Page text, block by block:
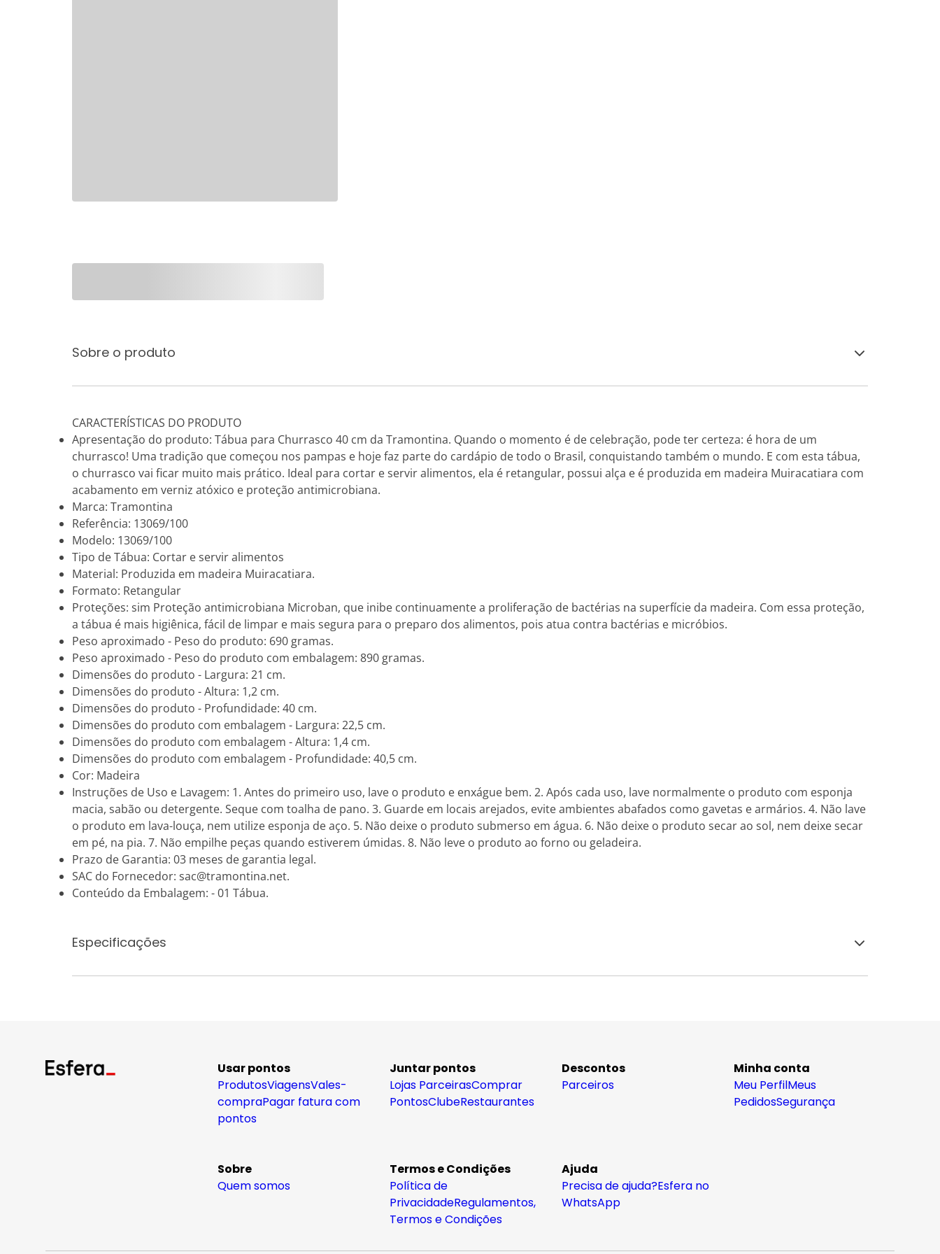
Sobre o produto
CARACTERÍSTICAS DO PRODUTO
Apresentação do produto: Tábua para Churrasco 40 cm da Tramontina. Quando o momento é de celebração, pode ter certeza: é hora de um
churrasco! Uma tradição que começou nos pampas e hoje faz parte do cardápio de todo o Brasil, conquistando também o mundo. E com esta tábua,
o churrasco vai ficar muito mais prático. Ideal para cortar e servir alimentos, ela é retangular, possui alça e é produzida em madeira Muiracatiara com
acabamento em verniz atóxico e proteção antimicrobiana.
Marca: Tramontina
Referência: 13069/100
Modelo: 13069/100
Tipo de Tábua: Cortar e servir alimentos
Material: Produzida em madeira Muiracatiara.
Formato: Retangular
Proteções: sim Proteção antimicrobiana Microban, que inibe continuamente a proliferação de bactérias na superfície da madeira. Com essa proteção,
a tábua é mais higiênica, fácil de limpar e mais segura para o preparo dos alimentos, pois atua contra bactérias e micróbios.
Peso aproximado - Peso do produto: 690 gramas.
Peso aproximado - Peso do produto com embalagem: 890 gramas.
Dimensões do produto - Largura: 21 cm.
Dimensões do produto - Altura: 1,2 cm.
Dimensões do produto - Profundidade: 40 cm.
Dimensões do produto com embalagem - Largura: 22,5 cm.
Dimensões do produto com embalagem - Altura: 1,4 cm.
Dimensões do produto com embalagem - Profundidade: 40,5 cm.
Cor: Madeira
Instruções de Uso e Lavagem: 1. Antes do primeiro uso, lave o produto e enxágue bem. 2. Após cada uso, lave normalmente o produto com esponja
macia, sabão ou detergente. Seque com toalha de pano. 3. Guarde em locais arejados, evite ambientes abafados como gavetas e armários. 4. Não lave
o produto em lava-louça, nem utilize esponja de aço. 5. Não deixe o produto submerso em água. 6. Não deixe o produto secar ao sol, nem deixe secar
em pé, na pia. 7. Não empilhe peças quando estiverem úmidas. 8. Não leve o produto ao forno ou geladeira.
Prazo de Garantia: 03 meses de garantia legal.
SAC do Fornecedor: sac@tramontina.net.
Conteúdo da Embalagem: - 01 Tábua.
Especificações
Usar pontos
ProdutosViagensVales-
compraPagar fatura com
pontos
Juntar pontos
Lojas ParceirasComprar
PontosClubeRestaurantes
Descontos
Parceiros
Minha conta
Meu PerfilMeus
PedidosSegurança
Sobre
Quem somos
Termos e Condições
Política de
PrivacidadeRegulamentos,
Termos e Condições
Ajuda
Precisa de ajuda?Esfera no
WhatsApp